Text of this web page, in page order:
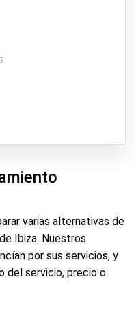
varias alternativas de
Ibiza. Nuestros
por sus servicios, y
del servicio, precio o